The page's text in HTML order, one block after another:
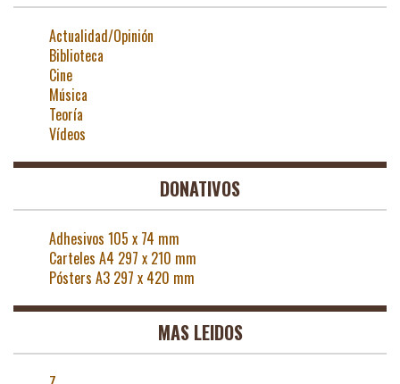
Actualidad/Opinión
Biblioteca
Cine
Música
Teoría
Vídeos
DONATIVOS
Adhesivos 105 x 74 mm
Carteles A4 297 x 210 mm
Pósters A3 297 x 420 mm
MAS LEIDOS